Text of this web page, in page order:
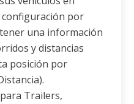
por
una información
y distancias
posición por
Trailers,